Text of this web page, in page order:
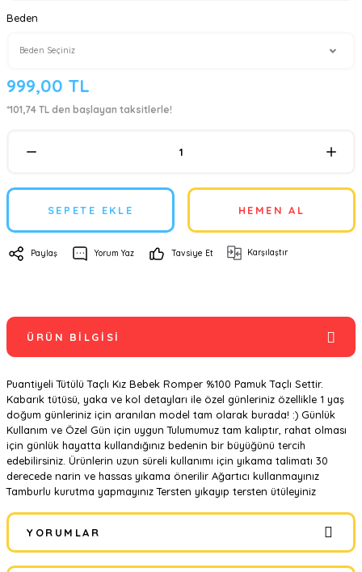
Beden
999,00 TL
*101,74 TL den başlayan taksitlerle!
SEPETE EKLE HEMEN AL
Paylaş Yorum Yaz Tavsiye Et Karşılaştır
ÜRÜN BILGISI
Puantiyeli Tütülü Taçlı Kız Bebek Romper %100 Pamuk Taçlı Settir.
Kabarık tütüsü, yaka ve kol detayları ile özel günleriniz özellikle 1 yaş
doğum günleriniz için aranılan model tam olarak burada! :) Günlük
Kullanım ve Özel Gün için uygun Tulumumuz tam kalıptır, rahat olması
için günlük hayatta kullandığınız bedenin bir büyüğünü tercih
edebilirsiniz. Ürünlerin uzun süreli kullanımı için yıkama talimatı 30
derecede narin ve hassas yıkama önerilir Ağartıcı kullanmayınız
Tamburlu kurutma yapmayınız Tersten yıkayıp tersten ütüleyiniz
YORUMLAR